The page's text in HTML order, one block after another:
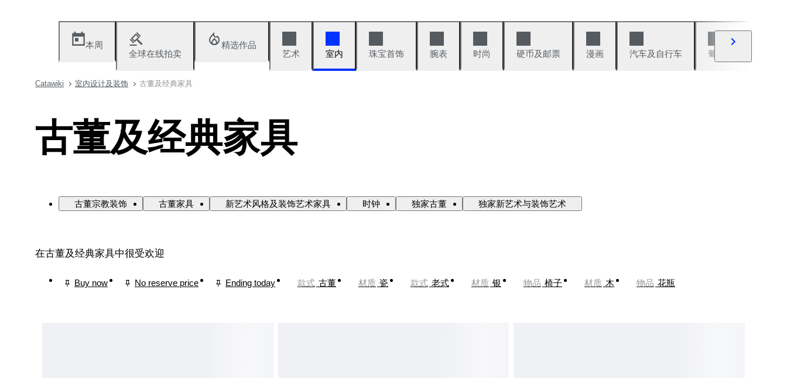
本周
全球在线拍卖
精选作品
艺术
室内 珠宝首饰 腕表 时尚 硬币及邮票 漫画 汽车及自行车 葡萄酒及烈性酒
Catawiki 室内设计及装饰 古董及经典家具
古董及经典家具
古董宗教装饰 古董家具 新艺术风格及装饰艺术家具 时钟 独家古董 独家新艺术与装饰艺术
在古董及经典家具中很受欢迎
Buy now No reserve price Ending today 款式 古董 材质 瓷 款式 老式 材质 银 物品 椅子 材质 木 物品 花瓶